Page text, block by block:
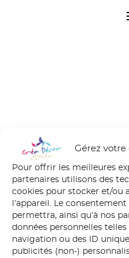
Gérez
Pour offrir les meilleures
partenaires utilisons des
cookies pour stocker et/ou
l’appareil. Le
permettra, ainsi qu’à nos
données personnelles
navigation ou des ID
publicités (non-)